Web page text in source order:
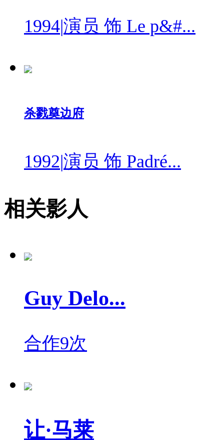
1994|演员 饰 Le p&#...
杀戮奠边府
1992|演员 饰 Padré...
相关影人
Guy Delo...
合作9次
让·马莱